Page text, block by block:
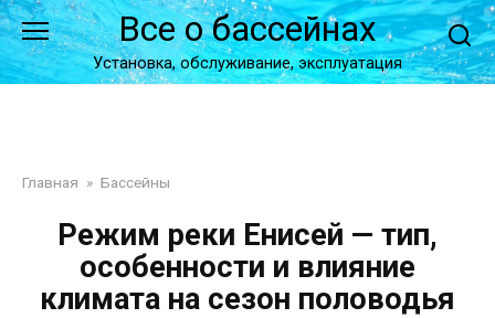
Перейти
к
контенту
Все о бассейнах
Установка, обслуживание, эксплуатация
Главная » Бассейны
Режим реки Енисей — тип,
особенности и влияние
климата на сезон половодья